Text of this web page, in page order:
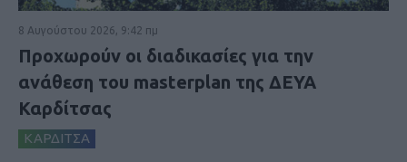
8 Αυγούστου 2026, 9:42 πμ
Προχωρούν οι διαδικασίες για την
ανάθεση του masterplan της ΔΕΥΑ
Καρδίτσας
ΚΑΡΔΙΤΣΑ